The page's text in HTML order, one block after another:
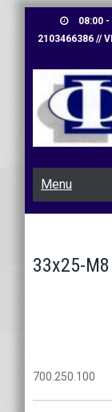
08:00 -
2103466386 //
Menu
33x25-M8
700.250.100